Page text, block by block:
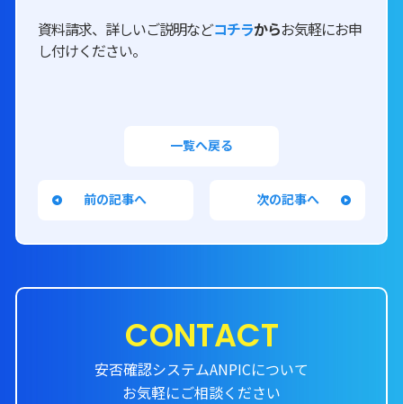
資料請求、詳しいご説明などコチラからお気軽にお申
し付けください。
一覧へ戻る
前の記事へ 次の記事へ
CONTACT
安否確認システムANPICについて
お気軽にご相談ください